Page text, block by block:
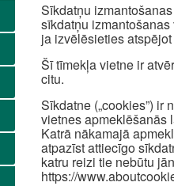
Sīkdatņu
sīkdatņu
ja izvēlēsieties
Šī tīmekļa vietne ir
citu.
Sīkdatne („cookies”)
vietnes apmeklēšanās
Katrā nākamajā
atpazīst attiecīgo
katru reizi tie nebūtu
https://